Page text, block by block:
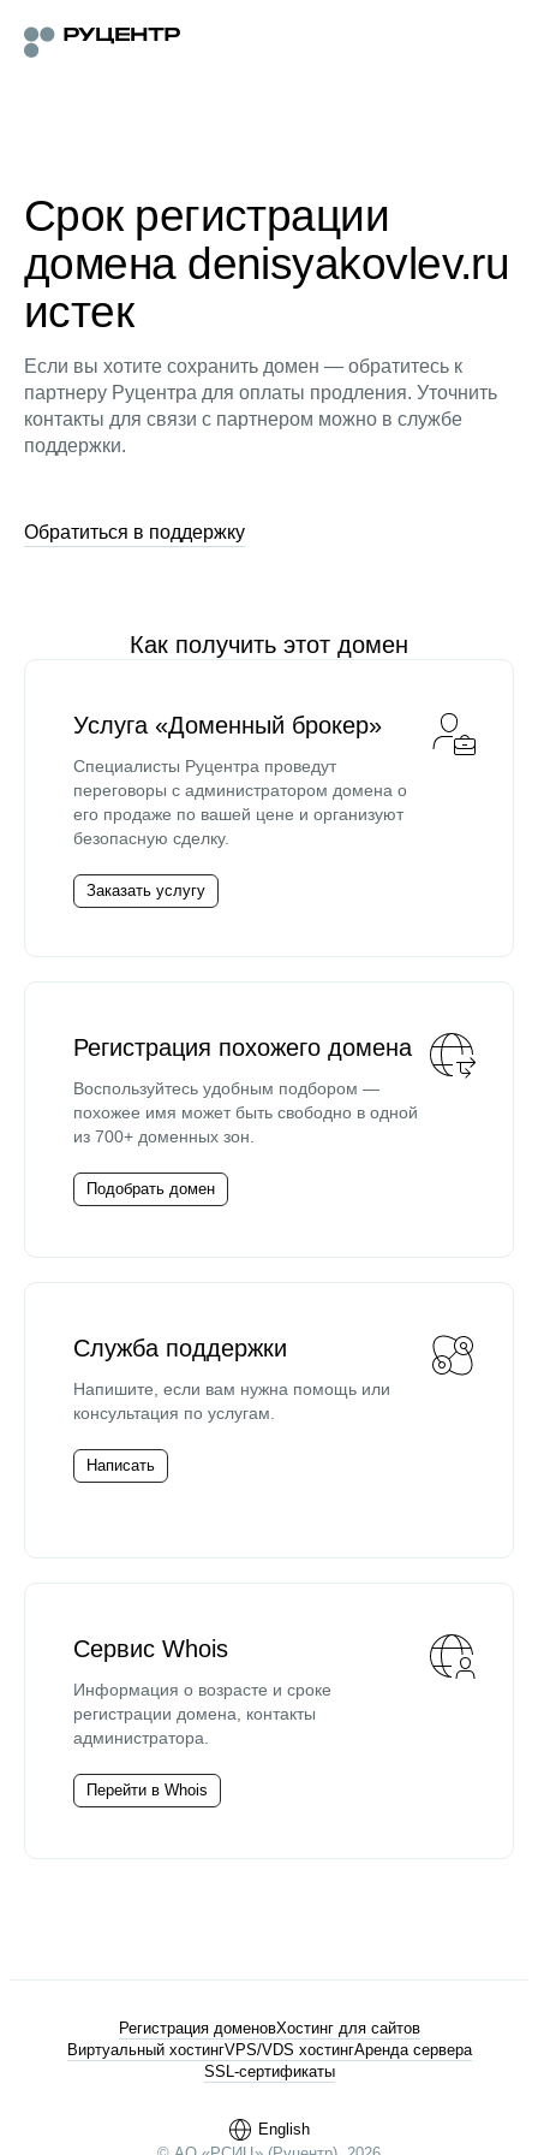
Срок регистрации
домена denisyakovlev.ru
истек
Если вы хотите сохранить домен — обратитесь к
партнеру Руцентра для оплаты продления. Уточнить
контакты для связи с партнером можно в службе
поддержки.
Обратиться в поддержку
Как получить этот домен
Услуга «Доменный брокер»
Специалисты Руцентра проведут
переговоры с администратором домена о
его продаже по вашей цене и организуют
безопасную сделку.
Заказать услугу
Регистрация похожего домена
Воспользуйтесь удобным подбором —
похожее имя может быть свободно в одной
из 700+ доменных зон.
Подобрать домен
Служба поддержки
Напишите, если вам нужна помощь или
консультация по услугам.
Написать
Сервис Whois
Информация о возрасте и сроке
регистрации домена, контакты
администратора.
Перейти в Whois
English
Регистрация доменовХостинг для сайтов
Виртуальный хостингVPS/VDS хостингАренда сервера
SSL-сертификаты